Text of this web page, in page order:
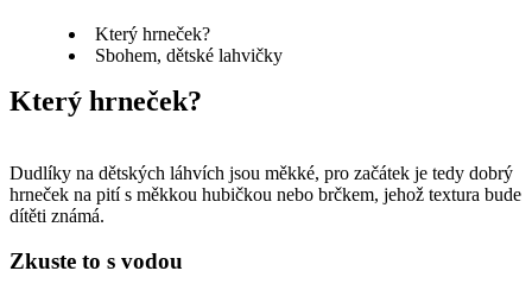
Který hrneček?
Sbohem, dětské lahvičky
Který hrneček?
Dudlíky na dětských láhvích jsou měkké, pro začátek je tedy dobrý
hrneček na pití s měkkou hubičkou nebo brčkem, jehož textura bude
dítěti známá.
Zkuste to s vodou